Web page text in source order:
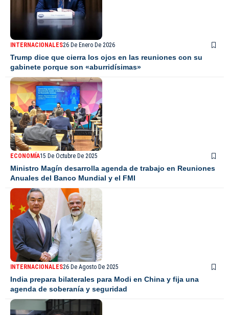
INTERNACIONALES26 De Enero De 2026
Trump dice que cierra los ojos en las reuniones con su
gabinete porque son «aburridísimas»
ECONOMÍA15 De Octubre De 2025
Ministro Magín desarrolla agenda de trabajo en Reuniones
Anuales del Banco Mundial y el FMI
INTERNACIONALES26 De Agosto De 2025
India prepara bilaterales para Modi en China y fija una
agenda de soberanía y seguridad